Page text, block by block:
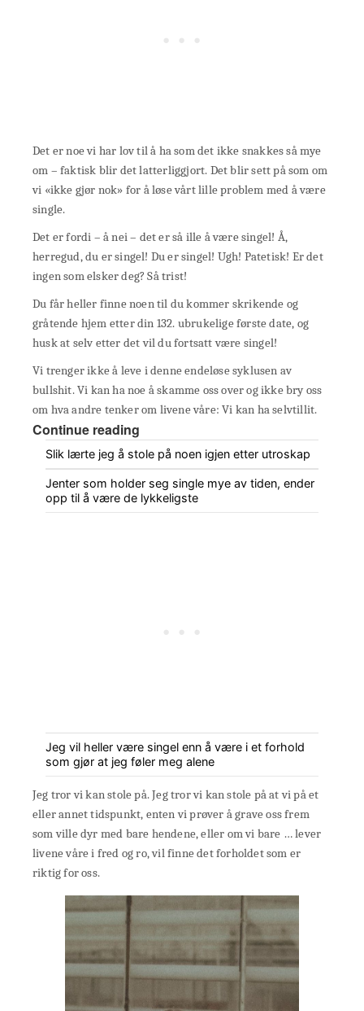
Det er noe vi har lov til å ha som det ikke snakkes så mye
om – faktisk blir det latterliggjort. Det blir sett på som om
vi «ikke gjør nok» for å løse vårt lille problem med å være
single.
Det er fordi – å nei – det er så ille å være singel! Å,
herregud, du er singel! Du er singel! Ugh! Patetisk! Er det
ingen som elsker deg? Så trist!
Du får heller finne noen til du kommer skrikende og
gråtende hjem etter din 132. ubrukelige første date, og
husk at selv etter det vil du fortsatt være singel!
Vi trenger ikke å leve i denne endeløse syklusen av
bullshit. Vi kan ha noe å skamme oss over og ikke bry oss
om hva andre tenker om livene våre: Vi kan ha selvtillit.
Continue reading
Slik lærte jeg å stole på noen igjen etter utroskap
Jenter som holder seg single mye av tiden, ender
opp til å være de lykkeligste
Jeg vil heller være singel enn å være i et forhold
som gjør at jeg føler meg alene
Jeg tror vi kan stole på. Jeg tror vi kan stole på at vi på et
eller annet tidspunkt, enten vi prøver å grave oss frem
som ville dyr med bare hendene, eller om vi bare … lever
livene våre i fred og ro, vil finne det forholdet som er
riktig for oss.